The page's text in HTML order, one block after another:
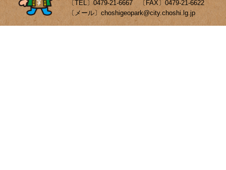
〔TEL〕0479-21-6667 〔FAX〕0479-21-6622
〔メール〕choshigeopark@city.choshi.lg.jp